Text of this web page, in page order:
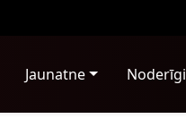
Jaunatne Noderīgi